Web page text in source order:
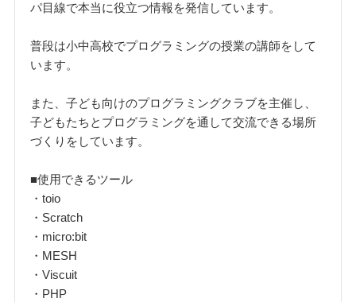
パ目線で本当に役立つ情報を発信しています。
普段は小中高校でプログラミングの授業の講師をして
います。
また、子ども向けのプログラミングクラブを主催し、
子どもたちとプログラミングを通して交流できる場所
づくりをしています。
■使用できるツール
・toio
・Scratch
・micro:bit
・MESH
・Viscuit
・PHP